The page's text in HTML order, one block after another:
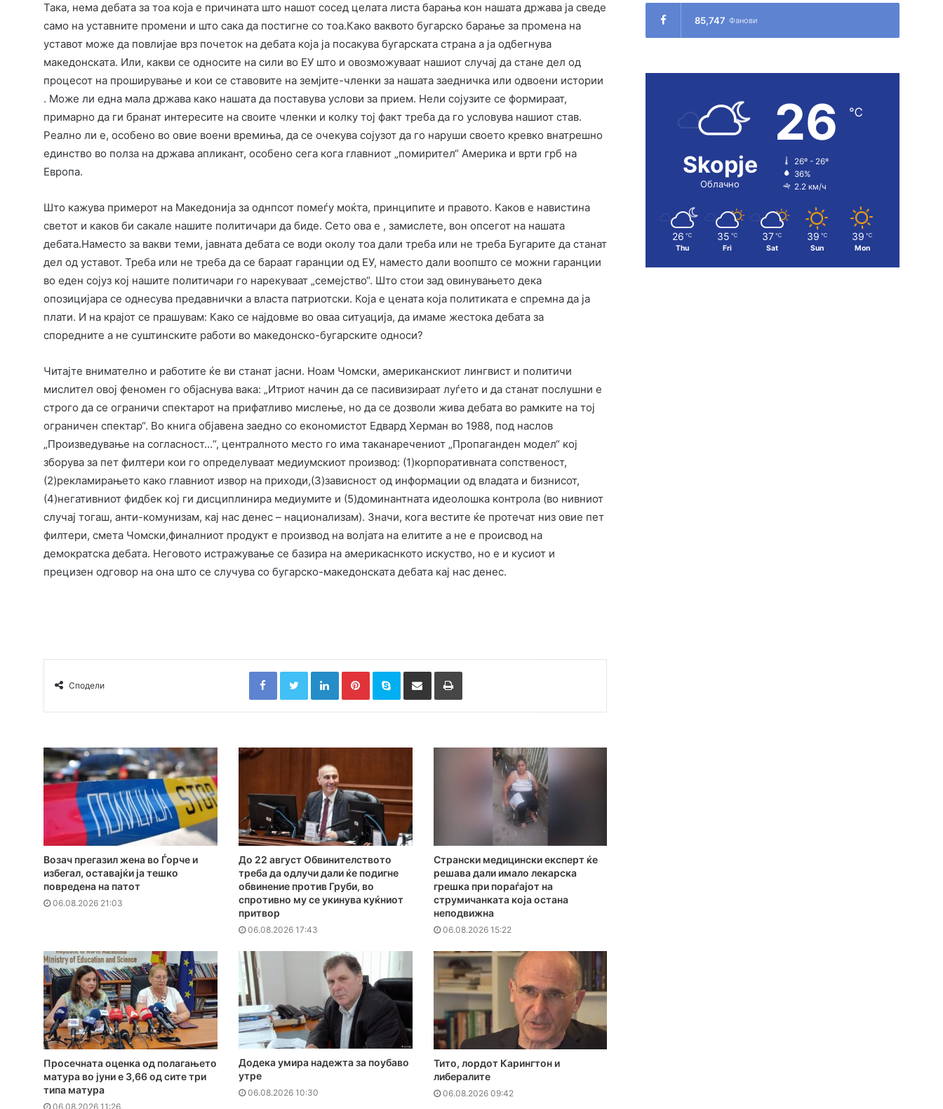
Така, нема дебата за тоа која е причината што нашот сосед целата листа барања кон нашата држава ја сведе
само на уставните промени и што сака да постигне со тоа.Како ваквото бугарско барање за промена на
уставот може да повлијае врз почеток на дебата која ја посакува бугарската страна а ја одбегнува
македонската. Или, какви се односите на сили во ЕУ што и овозможуваат нашиот случај да стане дел од
процесот на проширување и кои се ставовите на земјите-членки за нашата заедничка или одвоени истории
. Може ли една мала држава како нашата да поставува услови за прием. Нели сојузите се формираат,
примарно да ги бранат интересите на своите членки и колку тој факт треба да го условува нашиот став.
Реално ли е, особено во овие воени времиња, да се очекува сојузот да го наруши своето кревко внатрешно
единство во полза на држава апликант, особено сега кога главниот „помирител“ Америка и врти грб на
Европа.
Што кажува примерот на Македонија за однпсот помеѓу моќта, принципите и правото. Каков е навистина
светот и каков би сакале нашите политичари да биде. Сето ова е , замислете, вон опсегот на нашата
дебата.Наместо за вакви теми, јавната дебата се води околу тоа дали треба или не треба Бугарите да станат
дел од уставот. Треба или не треба да се бараат гаранции од ЕУ, наместо дали воопшто се можни гаранции
во еден сојуз кој нашите политичари го нарекуваат „семејство“. Што стои зад овинувањето дека
опозицијара се однесува предавнички а власта патриотски. Која е цената која политиката е спремна да ја
плати. И на крајот се прашувам: Како се најдовме во оваа ситуација, да имаме жестока дебата за
споредните а не суштинските работи во македонско-бугарските односи?
Читајте внимателно и работите ќе ви станат јасни. Ноам Чомски, американскиот лингвист и политичи
мислител овој феномен го објаснува вака: „Итриот начин да се пасивизираат луѓето и да станат послушни е
строго да се ограничи спектарот на прифатливо мислење, но да се дозволи жива дебата во рамките на тој
ограничен спектар“. Во книга објавена заедно со економистот Едвард Херман во 1988, под наслов
„Произведување на согласност…“, централното место го има таканаречениот „Пропаганден модел“ кој
зборува за пет филтери кои го определуваат медиумскиот производ: (1)корпоративната сопственост,
(2)рекламирањето како главниот извор на приходи,(3)зависност од информации од владата и бизнисот,
(4)негативниот фидбек кој ги дисциплинира медиумите и (5)доминантната идеолошка контрола (во нивниот
случај тогаш, анти-комунизам, кај нас денес – национализам). Значи, кога вестите ќе протечат низ овие пет
филтери, смета Чомски,финалниот продукт е производ на волјата на елитите а не е происвод на
демократска дебата. Неговото истражување се базира на америкаснкото искуство, но е и кусиот и
прецизен одговор на она што се случува со бугарско-македонската дебата кај нас денес.
Сподели
FacebookTwitterLinkedInPinterestSkype Сподели преку Е-маил Испринтај
Возач прегазил жена во Ѓорче и
избегал, оставајќи ја тешко
повредена на патот
06.08.2026 21:03
До 22 август Обвинителството
треба да одлучи дали ќе подигне
обвинение против Груби, во
спротивно му се укинува куќниот
притвор
06.08.2026 17:43
Странски медицински експерт ќе
решава дали имало лекарска
грешка при пораѓајот на
струмичанката која остана
неподвижна
06.08.2026 15:22
Просечната оценка од полагањето
матура во јуни е 3,66 од сите три
типа матура
06.08.2026 11:26
Додека умира надежта за поубаво
утре
06.08.2026 10:30
Тито, лордот Карингтон и
либералите
06.08.2026 09:42
85,747 Фанови
Skopje
Облачно
26 ℃
26º - 26º
36%
2.2 км/ч
26 ℃
Thu
35 ℃
Fri
37 ℃
Sat
39 ℃
Sun
39 ℃
Mon